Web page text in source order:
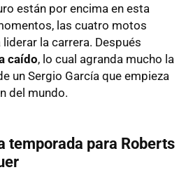
están por encima en esta
las cuatro motos
la carrera. Después
caído, lo cual agranda mucho la
un Sergio García que empieza
del mundo.
temporada para Roberts